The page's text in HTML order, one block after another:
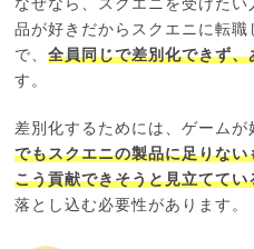
なぜなら、スクエニを受けた
品が好きだからスクエニに転
で、全員同じで差別化できず
す。
差別化するためには、ゲーム
でもスクエニの製品に足りな
こう貢献できそうと見立てて
落とし込む必要性があります。